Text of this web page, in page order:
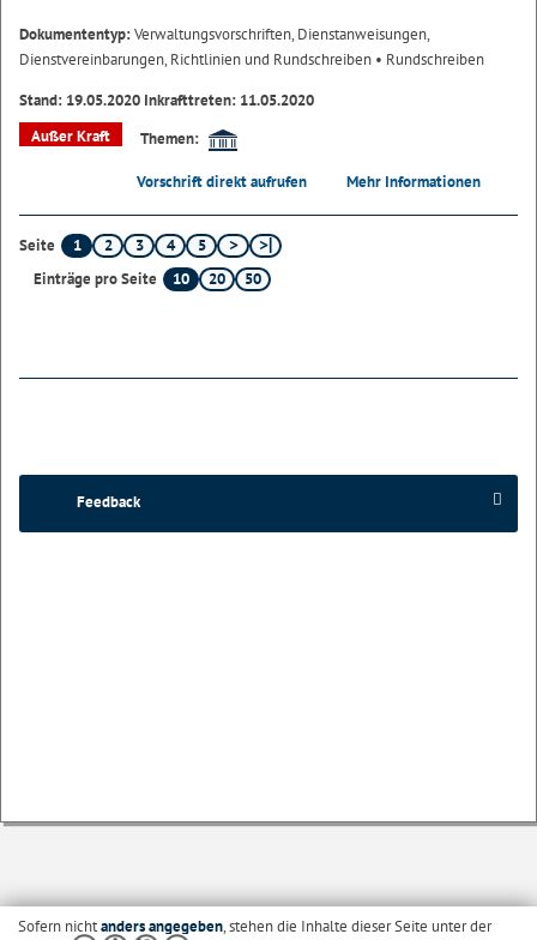
Dokumententyp:Verwaltungsvorschriften, Dienstanweisungen,
Dienstvereinbarungen, Richtlinien und Rundschreiben • Rundschreiben
Stand: 19.05.2020 Inkrafttreten: 11.05.2020
Außer Kraft
Themen:
Vorschrift direkt aufrufen Mehr Informationen
Seite 1 2 3 4
5
Einträge pro Seite
10 20 50
Feedback
Sofern nichtanders angegeben, stehen die Inhalte dieser Seite unter der